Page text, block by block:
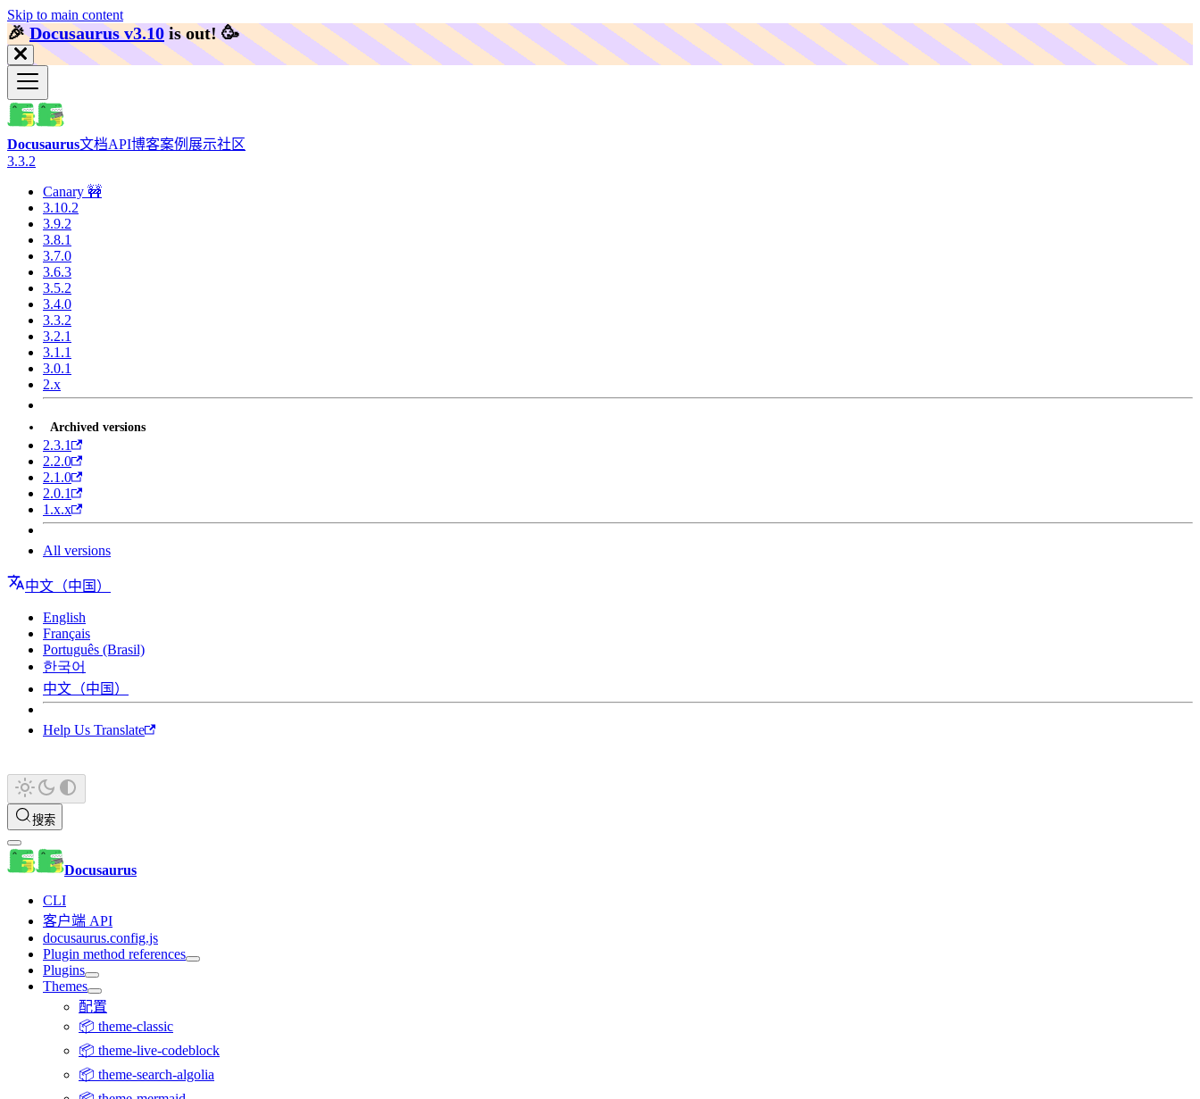
Skip to main content
🎉️Docusaurus v3.10 is out! 🥳️
Docusaurus文档API博客案例展示社区
3.3.2
Canary 🚧
3.10.2
3.9.2
3.8.1
3.7.0
3.6.3
3.5.2
3.4.0
3.3.2
3.2.1
3.1.1
3.0.1
2.x
Archived versions
2.3.1
2.2.0
2.1.0
2.0.1
1.x.x
All versions
中文（中国）
English
Français
Português (Brasil)
한국어
中文（中国）
Help Us Translate
搜索
Docusaurus
CLI
客户端 API
docusaurus.config.js
Plugin method references
Plugins
Themes
配置
📦 theme-classic
📦 theme-live-codeblock
📦 theme-search-algolia